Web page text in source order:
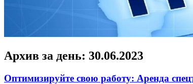
Архив за день: 30.06.2023
Оптимизируйте свою работу: Аренда